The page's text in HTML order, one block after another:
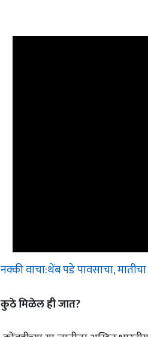
नक्की वाचा:थेंब पडे पावसाचा,
कुठेमिळेलहीजात?
कोंबडीच्या या जातीला अखिल